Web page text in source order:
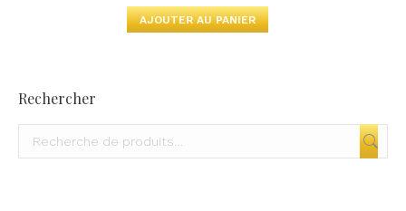
la
AJOUTER AU PANIER
Rechercher